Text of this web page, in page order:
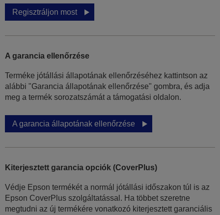
Regisztráljon most
A garancia ellenőrzése
Terméke jótállási állapotának ellenőrzéséhez kattintson az
alábbi "Garancia állapotának ellenőrzése" gombra, és adja
meg a termék sorozatszámát a támogatási oldalon.
A garancia állapotának ellenőrzése
Kiterjesztett garancia opciók (CoverPlus)
Védje Epson termékét a normál jótállási időszakon túl is az
Epson CoverPlus szolgáltatással. Ha többet szeretne
megtudni az új termékére vonatkozó kiterjesztett garanciális